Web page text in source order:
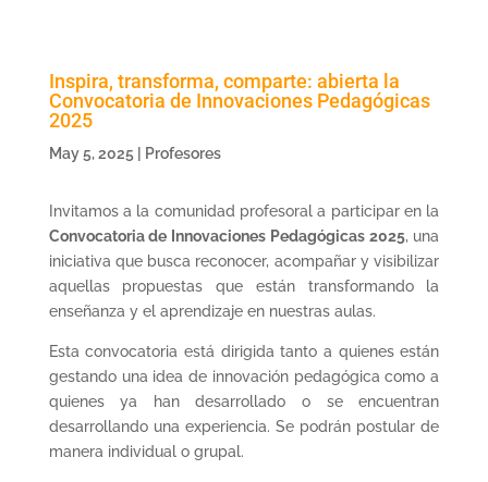
Inspira, transforma, comparte: abierta la
Convocatoria de Innovaciones Pedagógicas
2025
May 5, 2025| Profesores
Invitamos a la comunidad profesoral a participar en la
Convocatoria de Innovaciones Pedagógicas 2025, una
iniciativa que busca reconocer, acompañar y visibilizar
aquellas propuestas que están transformando la
enseñanza y el aprendizaje en nuestras aulas.
Esta convocatoria está dirigida tanto a quienes están
gestando una idea de innovación pedagógica como a
quienes ya han desarrollado o se encuentran
desarrollando una experiencia. Se podrán postular de
manera individual o grupal.